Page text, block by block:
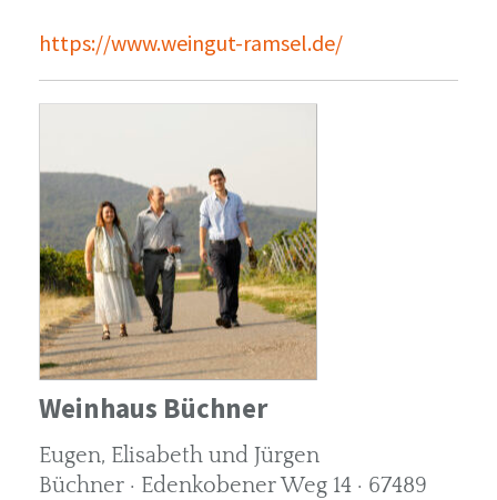
https://www.weingut-ramsel.de/
Weinhaus Büchner
Eugen, Elisabeth und Jürgen
Büchner · Edenkobener Weg 14 · 67489